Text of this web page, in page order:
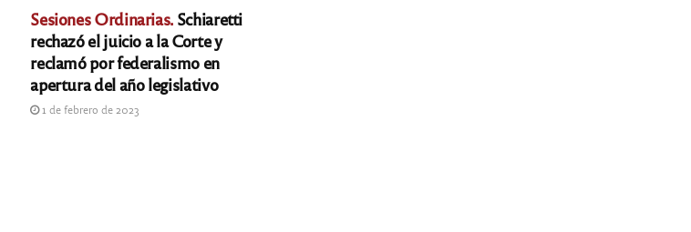
Sesiones Ordinarias. Schiaretti
rechazó el juicio a la Corte y
reclamó por federalismo en
apertura del año legislativo
1 de febrero de 2023